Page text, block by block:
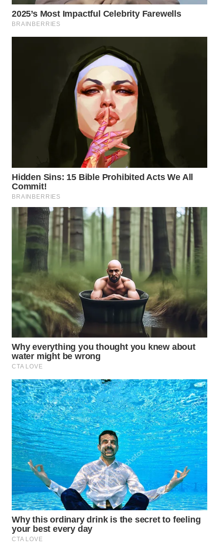
WN
WN
SIMALUNGUN
WN
LABUHANBATU
TAPANULI
TENGAH
WN DELI
SERDANG
TEBING
TINGGI
WN
PAKPAK
WN
KARAWANG
WN
BEKASI
WN
BOGOR
WN
DEPOK